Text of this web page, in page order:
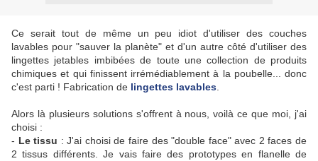
Ce serait tout de même un peu idiot d'utiliser des couches
lavables pour "sauver la planète" et d'un autre côté d'utiliser des
lingettes jetables imbibées de toute une collection de produits
chimiques et qui finissent irrémédiablement à la poubelle... donc
c'est parti ! Fabrication de lingettes lavables
Alors là plusieurs solutions s'offrent à nous, voilà ce que moi, j'ai
choisi :
- Le tissu : J'ai choisi de faire des "double face" avec 2 faces de
2 tissus différents. Je vais faire des prototypes en flanelle de